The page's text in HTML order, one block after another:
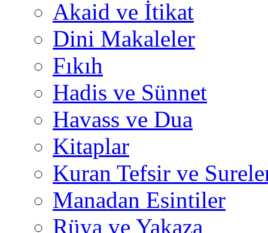
Akaid ve İtikat
Dini Makaleler
Fıkıh
Hadis ve Sünnet
Havass ve Dua
Kitaplar
Kuran Tefsir ve
Manadan Esintiler
Rüya ve Yakaza